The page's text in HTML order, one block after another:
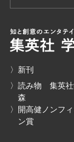
〉新刊
〉読み物 集英社
森
〉開高健ノンフ
ン賞